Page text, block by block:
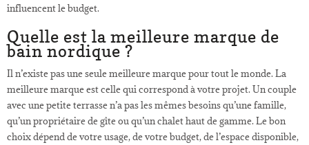
influencent le budget.
Quelle est la meilleure marque de
bain nordique ?
Il n’existe pas une seule meilleure marque pour tout le monde. La
meilleure marque est celle qui correspond à votre projet. Un couple
avec une petite terrasse n’a pas les mêmes besoins qu’une famille,
qu’un propriétaire de gîte ou qu’un chalet haut de gamme. Le bon
choix dépend de votre usage, de votre budget, de l’espace disponible,